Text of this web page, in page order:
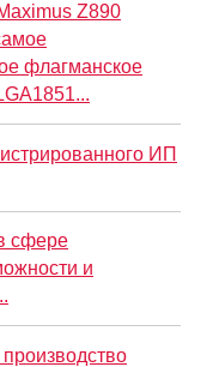
Z890
флагманское
ИП
сфере
и